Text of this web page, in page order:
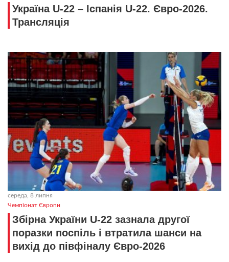
Україна U-22 – Іспанія U-22. Євро-2026.
Трансляція
середа, 8 липня
Чемпіонат Європи
Збірна України U-22 зазнала другої
поразки поспіль і втратила шанси на
вихід до півфіналу Євро-2026